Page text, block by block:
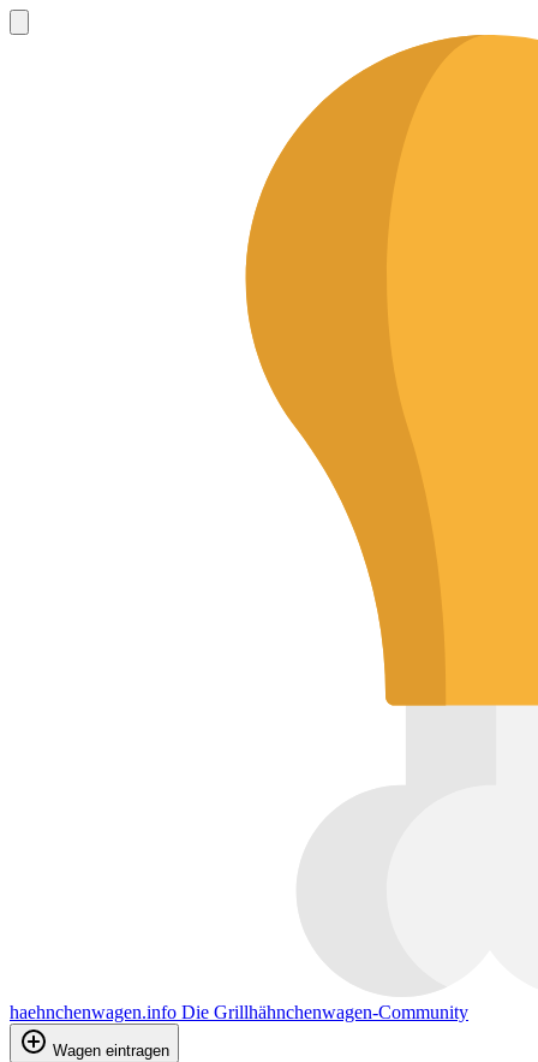
haehnchenwagen.info Die Grillhähnchenwagen-Community
Wagen eintragen